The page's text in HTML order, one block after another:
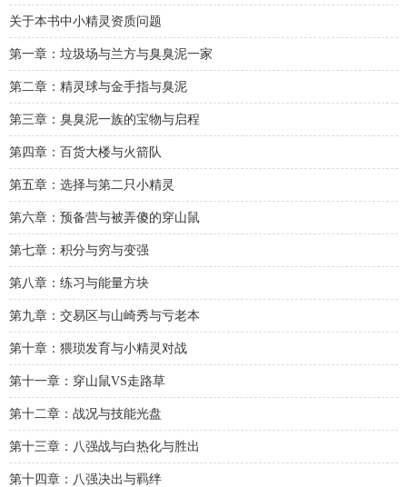
关于本书中小精灵资质问题
第一章：垃圾场与兰方与臭臭泥一家
第二章：精灵球与金手指与臭泥
第三章：臭臭泥一族的宝物与启程
第四章：百货大楼与火箭队
第五章：选择与第二只小精灵
第六章：预备营与被弄傻的穿山鼠
第七章：积分与穷与变强
第八章：练习与能量方块
第九章：交易区与山崎秀与亏老本
第十章：猥琐发育与小精灵对战
第十一章：穿山鼠VS走路草
第十二章：战况与技能光盘
第十三章：八强战与白热化与胜出
第十四章：八强决出与羁绊